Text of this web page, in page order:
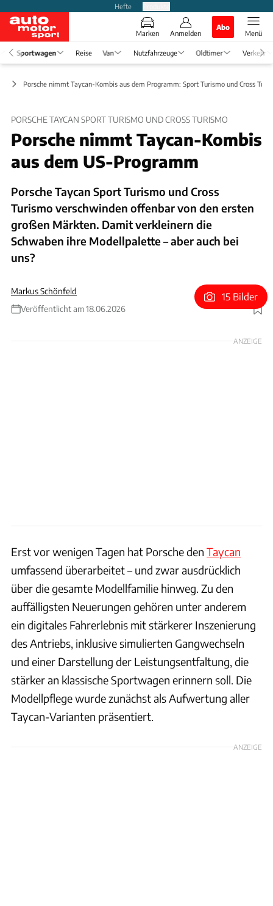
Hefte
Marken Anmelden
Abo
Menü
Sportwagen Reise Van Nutzfahrzeuge Oldtimer Verkehr
Porsche nimmt Taycan-Kombis aus dem Programm: Sport Turismo und Cross
PORSCHE TAYCAN SPORT TURISMO UND CROSS TURISMO
Porsche nimmt Taycan-Kombis
aus dem US-Programm
Porsche Taycan Sport Turismo und Cross
Turismo verschwinden offenbar von den ersten
großen Märkten. Damit verkleinern die
Schwaben ihre Modellpalette – aber auch bei
uns?
Markus Schönfeld
Veröffentlicht am 18.06.2026
Foto: Graeme Fordham
15 Bilder
ANZEIGE
Erst vor wenigen Tagen hat Porsche den Taycan
umfassend überarbeitet – und zwar ausdrücklich
über die gesamte Modellfamilie hinweg. Zu den
auffälligsten Neuerungen gehören unter anderem
ein digitales Fahrerlebnis mit stärkerer Inszenierung
des Antriebs, inklusive simulierten Gangwechseln
und einer Darstellung der Leistungsentfaltung, die
stärker an klassische Sportwagen erinnern soll. Die
Modellpflege wurde zunächst als Aufwertung aller
Taycan-Varianten präsentiert.
ANZEIGE